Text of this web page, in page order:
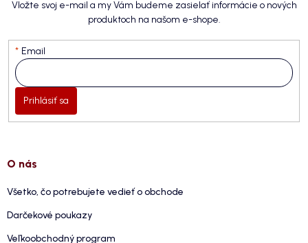
Vložte svoj e-mail a my Vám budeme zasielať informácie o nových
produktoch na našom e-shope.
Email
Prihlásiť sa
O nás
Všetko, čo potrebujete vedieť o obchode
Darčekové poukazy
Veľkoobchodný program